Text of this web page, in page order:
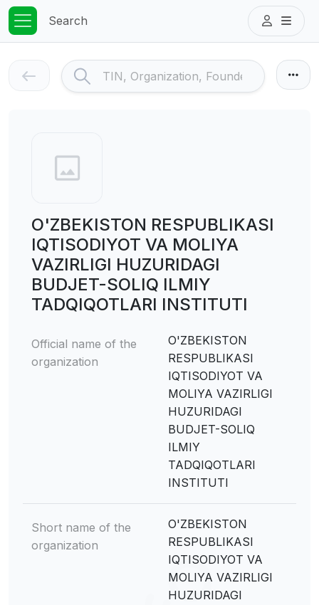
Search
O'ZBEKISTON RESPUBLIKASI
IQTISODIYOT VA MOLIYA
VAZIRLIGI HUZURIDAGI
BUDJET-SOLIQ ILMIY
TADQIQOTLARI INSTITUTI
Official name of the
organization
O'ZBEKISTON
RESPUBLIKASI
IQTISODIYOT VA
MOLIYA VAZIRLIGI
HUZURIDAGI
BUDJET-SOLIQ
ILMIY
TADQIQOTLARI
INSTITUTI
Short name of the
organization
O'ZBEKISTON
RESPUBLIKASI
IQTISODIYOT VA
MOLIYA VAZIRLIGI
HUZURIDAGI